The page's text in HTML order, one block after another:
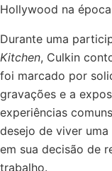
Hollywood na
Durante uma
Kitchen, Culkin
foi marcado por
gravações e a
experiências
desejo de viver
em sua decisão de
trabalho.